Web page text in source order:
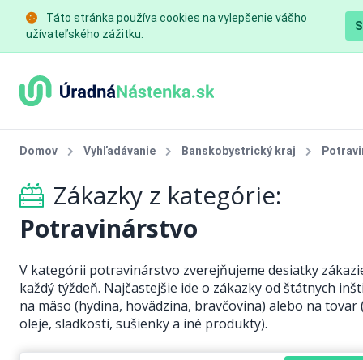
Táto stránka používa cookies na vylepšenie vášho
užívateľského zážitku.
Domov Vyhľadávanie Banskobystrický kraj
Zákazky z kategórie:
Potravinárstvo
V kategórii potravinárstvo zverejňujeme desiatky
každý týždeň. Najčastejšie ide o zákazky od štátnych
na mäso (hydina, hovädzina, bravčovina) alebo na tovar
oleje, sladkosti, sušienky a iné produkty).